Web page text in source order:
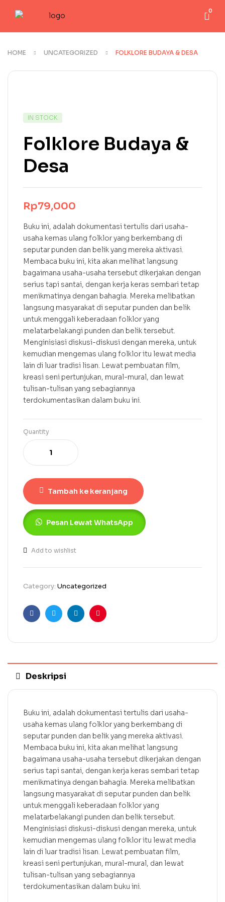
0
HOME UNCATEGORIZED FOLKLORE BUDAYA & DESA
IN STOCK
Folklore Budaya &
Desa
Rp79,000
Buku ini, adalah dokumentasi tertulis dari usaha-
usaha kemas ulang folklor yang berkembang di
seputar punden dan belik yang mereka aktivasi.
Membaca buku ini, kita akan melihat langsung
bagaimana usaha-usaha tersebut dikerjakan dengan
serius tapi santai, dengan kerja keras sembari tetap
menikmatinya dengan bahagia. Mereka melibatkan
langsung masyarakat di seputar punden dan belik
untuk menggali keberadaan folklor yang
melatarbelakangi punden dan belik tersebut.
Menginisiasi diskusi-diskusi dengan mereka, untuk
kemudian mengemas ulang folklor itu lewat media
lain di luar tradisi lisan. Lewat pembuatan film,
kreasi seni pertunjukan, mural-mural, dan lewat
tulisan-tulisan yang sebagiannya
terdokumentasikan dalam buku ini.
Quantity
Tambah ke keranjang
Pesan Lewat WhatsApp
Add to wishlist
Category: Uncategorized
FacebookTwitterLinkedinPinterest
Deskripsi
Buku ini, adalah dokumentasi tertulis dari usaha-
usaha kemas ulang folklor yang berkembang di
seputar punden dan belik yang mereka aktivasi.
Membaca buku ini, kita akan melihat langsung
bagaimana usaha-usaha tersebut dikerjakan dengan
serius tapi santai, dengan kerja keras sembari tetap
menikmatinya dengan bahagia. Mereka melibatkan
langsung masyarakat di seputar punden dan belik
untuk menggali keberadaan folklor yang
melatarbelakangi punden dan belik tersebut.
Menginisiasi diskusi-diskusi dengan mereka, untuk
kemudian mengemas ulang folklor itu lewat media
lain di luar tradisi lisan. Lewat pembuatan film,
kreasi seni pertunjukan, mural-mural, dan lewat
tulisan-tulisan yang sebagiannya
terdokumentasikan dalam buku ini.